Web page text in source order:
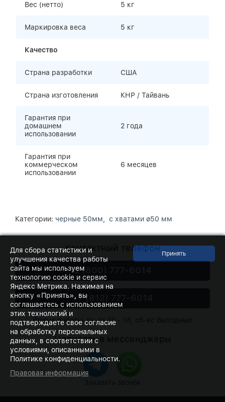
Вес (нетто) 5 кг
Маркировка веса 5 кг
Качество
Страна разработки США
Страна изготовления КНР / Тайвань
Гарантия при
домашнем
использовании
2 года
Гарантия при
коммерческом
использовании
6 месяцев
Категории: черные 50мм, с хватами ø50 мм
Контактный телефон
8 (800) 777-6014
+7 (812) 777-6014
Время работы: пн-пт 10 - 18, сб-вс Выходные
Написать в мессенджеры
Для сбора статистики и
улучшения качества работы
сайта мы используем
технологию cookie и сервис
Яндекс Метрика. Нажимая на
кнопку «Принять», вы
соглашаетесь с использованием
этих технологий и
подтверждаете свое согласие
на обработку персональных
данных, в соответствии с
условиями, описанными в
Политике конфиденциальности.
Правовая информация